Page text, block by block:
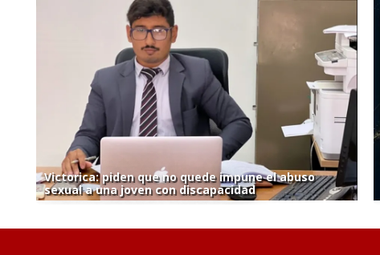
Victorica: piden que no quede impune el abuso
sexual a una joven con discapacidad